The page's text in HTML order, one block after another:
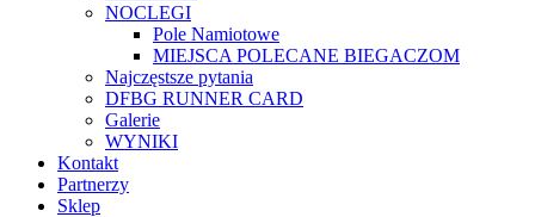
NOCLEGI
Pole Namiotowe
MIEJSCA POLECANE BIEGACZOM
Najczęstsze pytania
DFBG RUNNER CARD
Galerie
WYNIKI
Kontakt
Partnerzy
Sklep